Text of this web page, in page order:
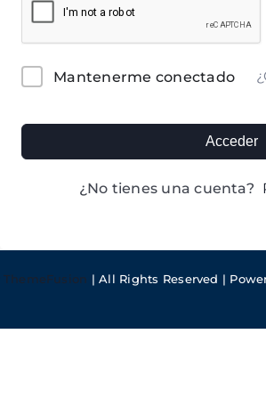
Alternative:
Mantenerme conectado
Acceder
¿No tienes una cuenta?
ThemeFusion | All Rights Reserved |